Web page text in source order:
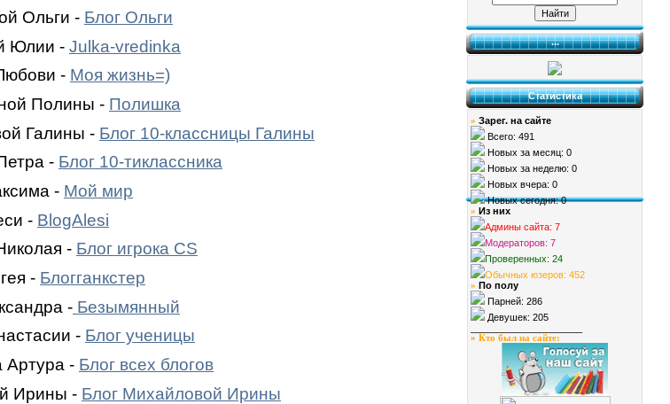
Ольги - Блог Ольги
Юлии - Julka-vredinka
- Моя жизнь=)
Полины - Полишка
Галины - Блог 10-классницы Галины
- Блог 10-тиклассника
- Мой мир
- BlogAlesi
- Блог игрока CS
- Блогганкстер
- Безымянный
- Блог ученицы
Артура - Блог всех блогов
Ирины - Блог Михайловой Ирины
...
Статистика
» Зарег. на сайте
Всего: 491
Новых за месяц: 0
Новых за неделю: 0
Новых вчера: 0
Новых сегодня: 0
» Из них
Админы сайта: 7
Модераторов: 7
Проверенных: 24
Обычных юзеров: 452
» По полу
Парней: 286
Девушек: 205
» Кто был на сайте: